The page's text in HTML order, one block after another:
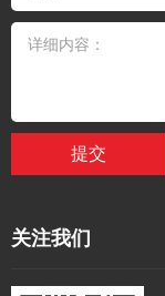
提交
关注我们